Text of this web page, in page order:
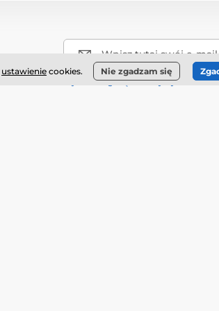
Wpisz tutaj swój e-mail
Wyrażam zgodę na otrzymywanie
ustawienie cookies. Nie zgadzam się